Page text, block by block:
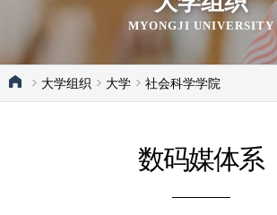
MYONGJI UNIVERSITY
大学组织 大学 社会科学学院
数码媒体系